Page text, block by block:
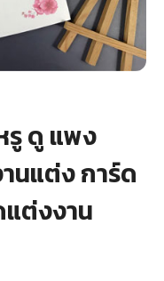
+
รู ดู แพง
นแต่ง การ์ด
ต่งงาน